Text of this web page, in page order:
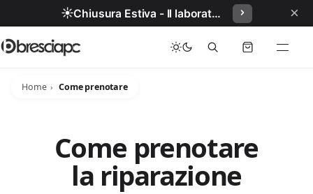
☀️ Chiusura Estiva - Il laboratorio resterà chiuso per ferie dal 29/06/2026 al 05/07/2026 compresi. ×
Home Come prenotare
Come prenotare
la riparazione